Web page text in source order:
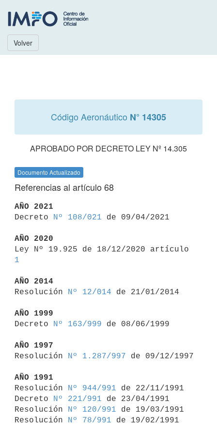
Volver
Código Aeronáutico N° 14305
APROBADO POR DECRETO LEY Nº 14.305
Documento Actualizado
Referencias al artículo 68
AÑO 2021
Decreto
Nº 108/021 de 09/04/2021
AÑO 2020
1
AÑO 2014
Resolución
Nº 12/014 de 21/01/2014
AÑO 1999
Decreto
Nº 163/999 de 08/06/1999
AÑO 1997
Resolución
Nº 1.287/997 de 09/12/1997
AÑO 1991
Resolución
Nº 944/991 de 22/11/1991
Decreto
Nº 221/991 de 23/04/1991
Resolución
Nº 120/991 de 19/03/1991
Resolución
Nº 78/991 de 19/02/1991